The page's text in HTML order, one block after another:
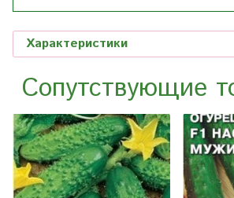
Характеристики
Сопутствующие